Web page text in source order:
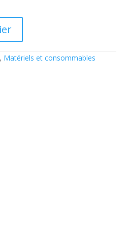
, Matériels et consommables